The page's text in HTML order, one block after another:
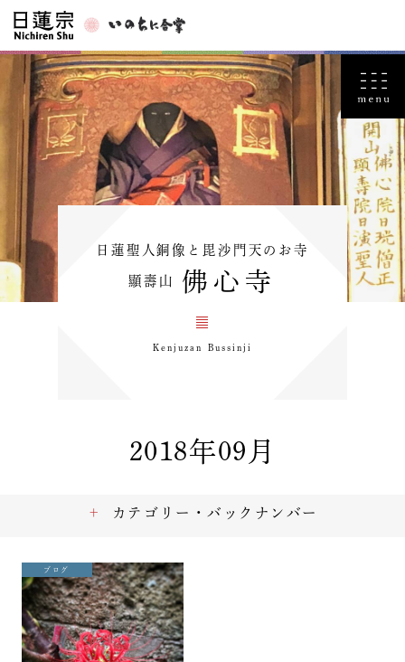
日蓮聖人銅像と毘沙門天のお寺
顯壽山 佛心寺
Kenjuzan Bussinji
2018年09月
ブログ
カテゴリー・バックナンバー